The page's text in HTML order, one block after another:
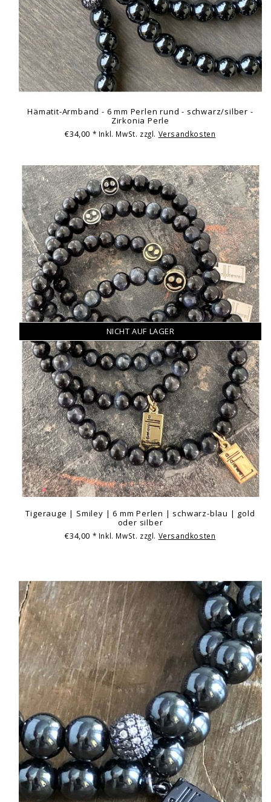
Hämatit-Armband - 6 mm Perlen rund - schwarz/silber -
Zirkonia Perle
€34,00 * Inkl. MwSt. zzgl. Versandkosten
NICHT AUF LAGER
Tigerauge | Smiley | 6 mm Perlen | schwarz-blau | gold
oder silber
€34,00 * Inkl. MwSt. zzgl. Versandkosten